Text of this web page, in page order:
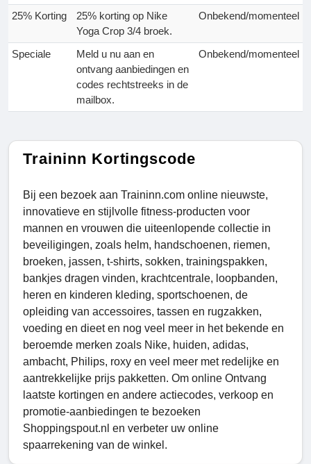
25% Korting
25% korting op Nike
Yoga Crop 3/4 broek.
Onbekend/momenteel
Speciale
Meld u nu aan en
ontvang aanbiedingen en
codes rechtstreeks in de
mailbox.
Onbekend/momenteel
Traininn Kortingscode
Bij een bezoek aan Traininn.com online nieuwste,
innovatieve en stijlvolle fitness-producten voor
mannen en vrouwen die uiteenlopende collectie in
beveiligingen, zoals helm, handschoenen, riemen,
broeken, jassen, t-shirts, sokken, trainingspakken,
bankjes dragen vinden, krachtcentrale, loopbanden,
heren en kinderen kleding, sportschoenen, de
opleiding van accessoires, tassen en rugzakken,
voeding en dieet en nog veel meer in het bekende en
beroemde merken zoals Nike, huiden, adidas,
ambacht, Philips, roxy en veel meer met redelijke en
aantrekkelijke prijs pakketten. Om online Ontvang
laatste kortingen en andere actiecodes, verkoop en
promotie-aanbiedingen te bezoeken
Shoppingspout.nl en verbeter uw online
spaarrekening van de winkel.